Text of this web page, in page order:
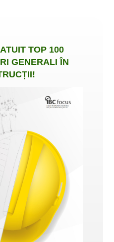
TOP 100
GENERALI ÎN
!